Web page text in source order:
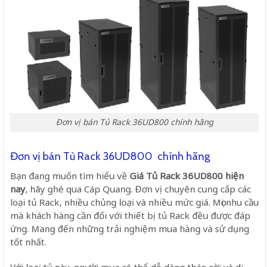
Đơn vị bán Tủ Rack 36UD800 chính hãng
Đơn vị bán Tủ Rack 36UD800 chính hãng
Bạn đang muốn tìm hiểu về Giá Tủ Rack 36UD800 hiện
nay, hãy ghé qua Cáp Quang. Đơn vị chuyên cung cấp các
loại tủ Rack, nhiều chủng loại và nhiều mức giá. Mọi nhu cầu
mà khách hàng cần đối với thiết bị tủ Rack đều được đáp
ứng. Mang đến những trải nghiệm mua hàng và sử dụng
tốt nhất.